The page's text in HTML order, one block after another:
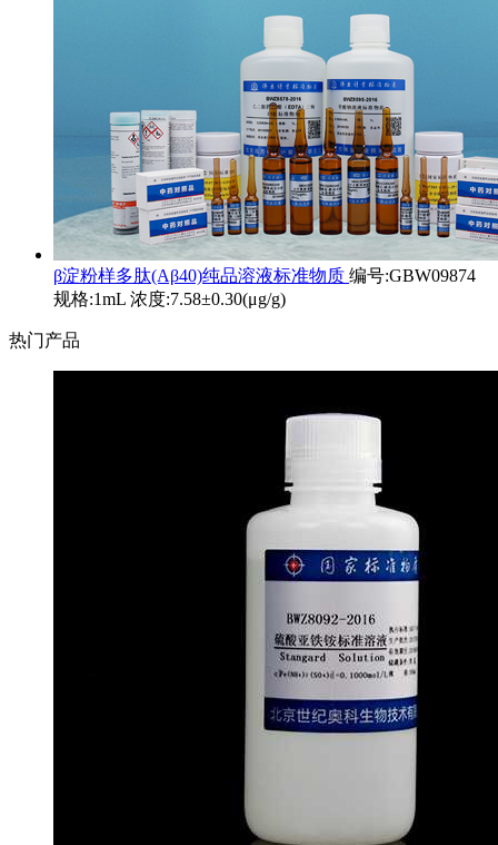
β淀粉样多肽(Aβ40)纯品溶液标准物质 编号:GBW09874
规格:1mL 浓度:7.58±0.30(μg/g)
热门产品